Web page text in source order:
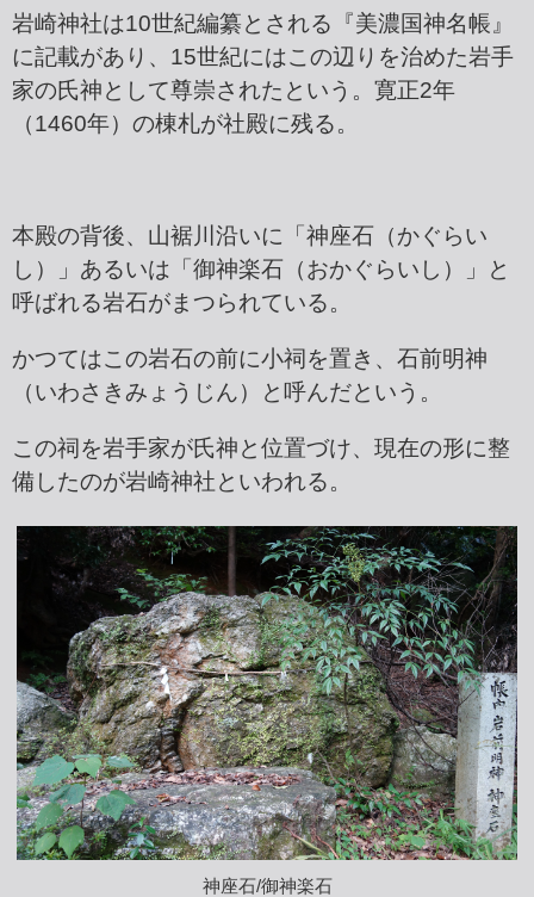
岩崎神社は10世紀編纂とされる『美濃国神名帳』
に記載があり、15世紀にはこの辺りを治めた岩手
家の氏神として尊崇されたという。寛正2年
（1460年）の棟札が社殿に残る。
本殿の背後、山裾川沿いに「神座石（かぐらい
し）」あるいは「御神楽石（おかぐらいし）」と
呼ばれる岩石がまつられている。
かつてはこの岩石の前に小祠を置き、石前明神
（いわさきみょうじん）と呼んだという。
この祠を岩手家が氏神と位置づけ、現在の形に整
備したのが岩崎神社といわれる。
神座石/御神楽石